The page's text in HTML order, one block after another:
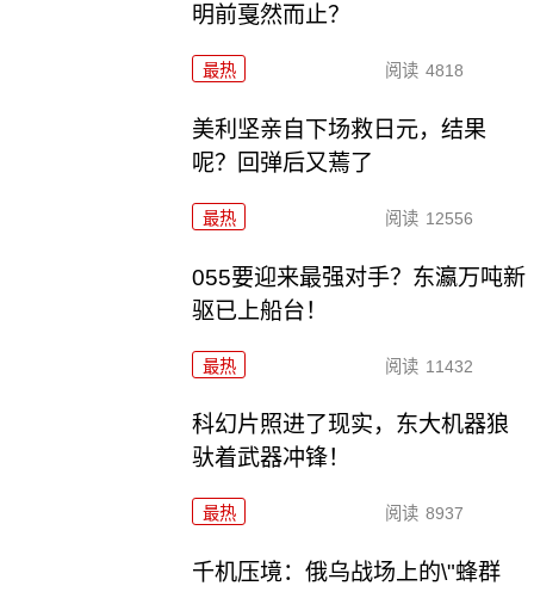
明前戛然而止？
最热 阅读 4818
美利坚亲自下场救日元，结果
呢？回弹后又蔫了
最热 阅读 12556
055要迎来最强对手？东瀛万吨新
驱已上船台！
最热 阅读 11432
科幻片照进了现实，东大机器狼
驮着武器冲锋！
最热 阅读 8937
千机压境：俄乌战场上的\"蜂群